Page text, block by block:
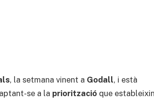
, la setmana vinent a Godall, i està
se a la priorització que estableixin